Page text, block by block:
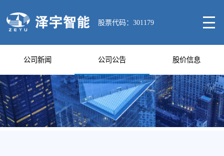
股票代码：301179
公司新闻 公司公告 股价信息